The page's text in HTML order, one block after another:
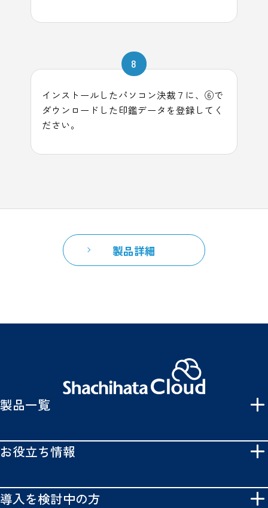
8
インストールしたパソコン決裁７に、⑥で
ダウンロードした印鑑データを登録してく
ださい。
製品詳細
製品一覧
お役立ち情報
導入を検討中の方